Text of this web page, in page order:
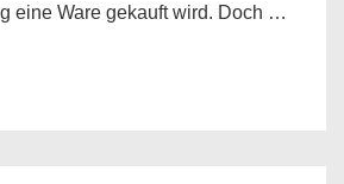
eine Ware gekauft wird. Doch …